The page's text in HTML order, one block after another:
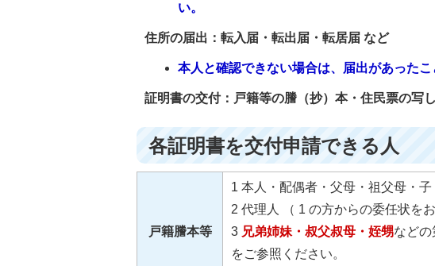
い。
住所の届出：転入届・転出届・転居届 など
本人と確認できない場合は、届出があったこ
証明書の交付：戸籍等の謄（抄）本・住民票の写
各証明書を交付申請できる人
戸籍謄本等
1 本人・配偶者・父母・祖父母・
2 代理人 （ 1 の方からの委任状を
3 兄弟姉妹・叔父叔母・姪甥など
をご参照ください。